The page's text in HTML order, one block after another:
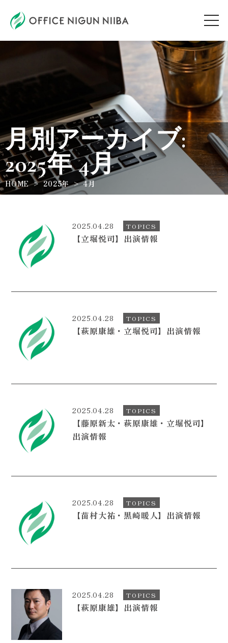
AUDITION
ARTIST
TOPICS
WORKSHOP
CONTACT
月別アーカイブ:
2025年 4月
HOME 2025年 4月
2025.04.28 TOPICS
【立堀悦司】出演情報
2025.04.28 TOPICS
【萩原康雄・立堀悦司】出演情報
2025.04.28 TOPICS
【藤原新太・萩原康雄・立堀悦司】
出演情報
2025.04.28 TOPICS
【苗村大祐・黒崎暖人】出演情報
2025.04.28 TOPICS
【萩原康雄】出演情報